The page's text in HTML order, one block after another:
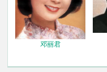
邓丽君